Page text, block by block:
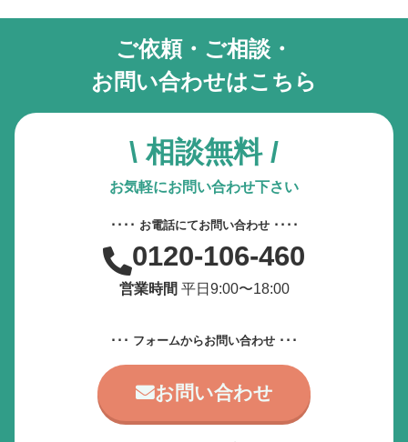
ご依頼・ご相談・
お問い合わせはこちら
\ 相談無料 /
お気軽にお問い合わせ下さい
････ お電話にてお問い合わせ ････
0120-106-460
営業時間 平日9:00〜18:00
･･･ フォームからお問い合わせ ･･･
お問い合わせ